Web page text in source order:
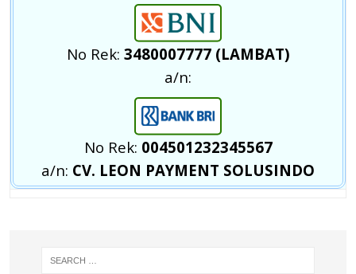
No Rek: 3480007777 (LAMBAT)
a/n:
No Rek: 004501232345567
a/n: CV. LEON PAYMENT SOLUSINDO